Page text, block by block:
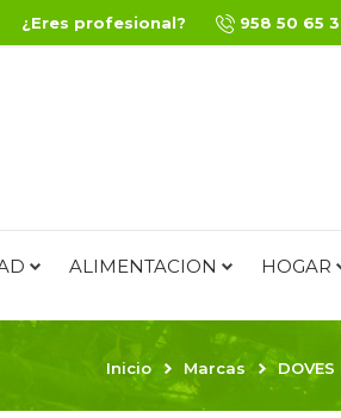
¿Eres profesional? 958 50 65
ALIMENTACION HOGAR
Inicio Marcas DOVES